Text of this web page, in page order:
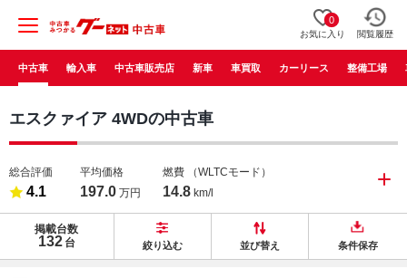
0
お気に入り 閲覧履歴
中古車 輸入車 中古車販売店 新車 車買取 カーリース 整備工場
エスクァイア 4WDの中古車
総合評価
4.1
平均価格
197.0 万円
燃費 （WLTCモード）
14.8 km/l
掲載台数
132 台 絞り込む 並び替え 条件保存